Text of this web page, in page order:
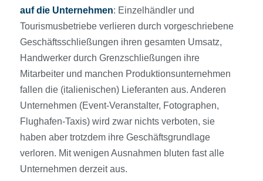
auf die Unternehmen: Einzelhändler und
Tourismusbetriebe verlieren durch vorgeschriebene
Geschäftsschließungen ihren gesamten Umsatz,
Handwerker durch Grenzschließungen ihre
Mitarbeiter und manchen Produktionsunternehmen
fallen die (italienischen) Lieferanten aus. Anderen
Unternehmen (Event-Veranstalter, Fotographen,
Flughafen-Taxis) wird zwar nichts verboten, sie
haben aber trotzdem ihre Geschäftsgrundlage
verloren. Mit wenigen Ausnahmen bluten fast alle
Unternehmen derzeit aus.